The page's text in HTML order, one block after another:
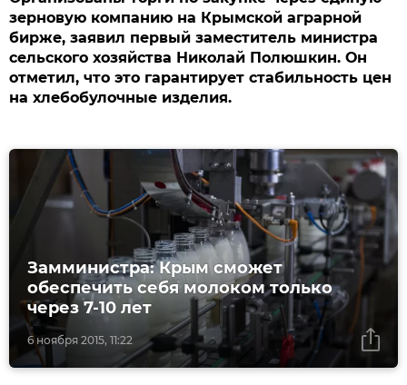
зерновую компанию на Крымской аграрной
бирже, заявил первый заместитель министра
сельского хозяйства Николай Полюшкин. Он
отметил, что это гарантирует стабильность цен
на хлебобулочные изделия.
6 ноября 2015, 11:22
Замминистра: Крым сможет
обеспечить себя молоком только
через 7-10 лет